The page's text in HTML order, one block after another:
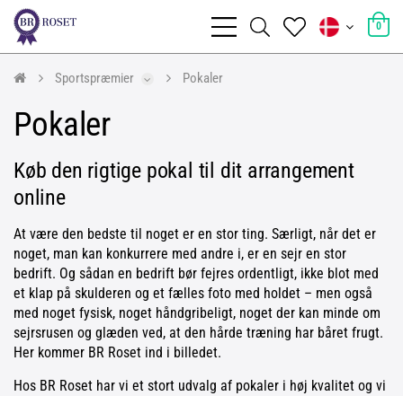
0
Sportspræmier Pokaler
Pokaler
Køb den rigtige pokal til dit arrangement
online
At være den bedste til noget er en stor ting. Særligt, når det er
noget, man kan konkurrere med andre i, er en sejr en stor
bedrift. Og sådan en bedrift bør fejres ordentligt, ikke blot med
et klap på skulderen og et fælles foto med holdet – men også
med noget fysisk, noget håndgribeligt, noget der kan minde om
sejrsrusen og glæden ved, at den hårde træning har båret frugt.
Her kommer BR Roset ind i billedet.
Hos BR Roset har vi et stort udvalg af pokaler i høj kvalitet og vi